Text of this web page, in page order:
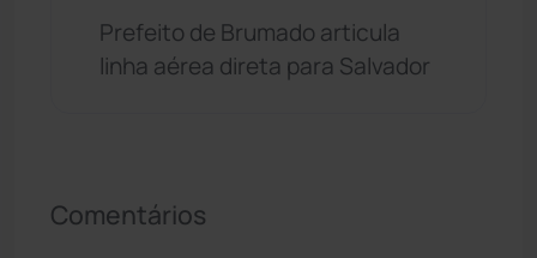
Prefeito de Brumado articula
linha aérea direta para Salvador
Comentários